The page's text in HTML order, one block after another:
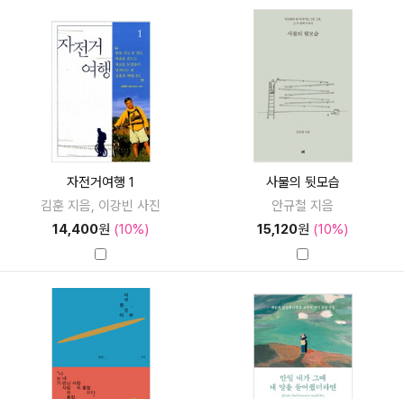
자전거여행 1
김훈 지음, 이강빈 사진
14,400원 (10%)
사물의 뒷모습
안규철 지음
15,120원 (10%)